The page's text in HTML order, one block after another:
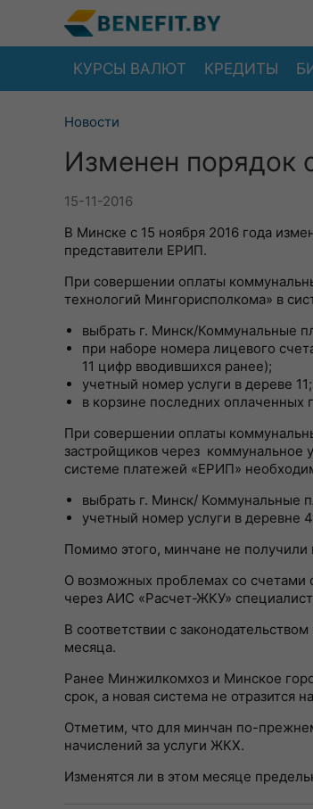
КУРСЫ ВАЛЮТ КРЕДИТЫ
Новости
Изменен порядок
15-11-2016
В Минске с 15 ноября 2016 года
представители ЕРИП.
При совершении оплаты
технологий Мингорисполкома» в
выбрать г. Минск/Коммунальные
при наборе номера лицевого
11 цифр вводившихся ранее);
учетный номер услуги в дереве 11;
в корзине последних оплаченных
При совершении оплаты
застройщиков через коммунальное
системе платежей «ЕРИП»
выбрать г. Минск/ Коммунальные
учетный номер услуги в деревне
Помимо этого, минчане не
О возможных проблемах со счетами
через АИС «Расчет-ЖКУ»
В соответствии с
месяца.
Ранее Минжилкомхоз и Минское
срок, а новая система не отразится
Отметим, что для минчан по-
начислений за услуги ЖКХ.
Изменятся ли в этом месяце